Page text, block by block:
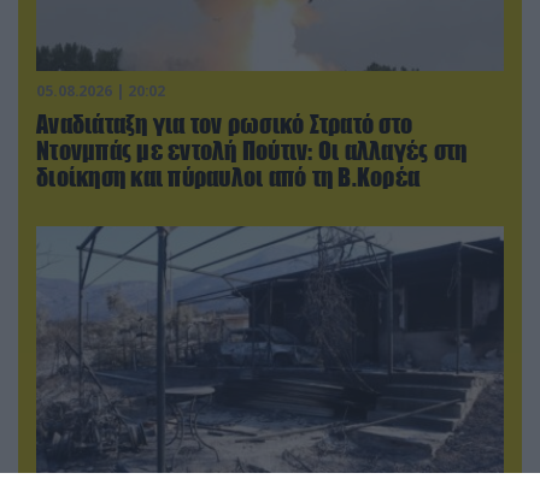
05.08.2026 | 20:02
Αναδιάταξη για τον ρωσικό Στρατό στο
Ντονμπάς με εντολή Πούτιν: Οι αλλαγές στη
διοίκηση και πύραυλοι από τη Β.Κορέα